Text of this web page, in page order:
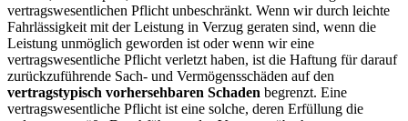
vertragswesentlichen Pflicht unbeschränkt. Wenn wir durch leichte
Fahrlässigkeit mit der Leistung in Verzug geraten sind, wenn die
Leistung unmöglich geworden ist oder wenn wir eine
vertragswesentliche Pflicht verletzt haben, ist die Haftung für darauf
zurückzuführende Sach- und Vermögensschäden auf den
vertragstypisch vorhersehbaren Schaden begrenzt. Eine
vertragswesentliche Pflicht ist eine solche, deren Erfüllung die